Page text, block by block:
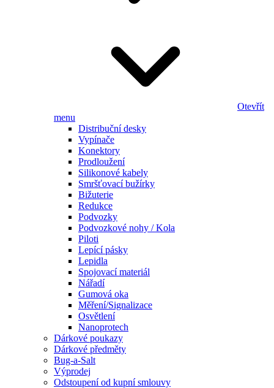
Otevřít
menu
Distribuční desky
Vypínače
Konektory
Prodloužení
Silikonové kabely
Smršťovací bužírky
Bižuterie
Redukce
Podvozky
Podvozkové nohy / Kola
Piloti
Lepící pásky
Lepidla
Spojovací materiál
Nářadí
Gumová oka
Měření/Signalizace
Osvětlení
Nanoprotech
Dárkové poukazy
Dárkové předměty
Bug-a-Salt
Výprodej
Odstoupení od kupní smlouvy